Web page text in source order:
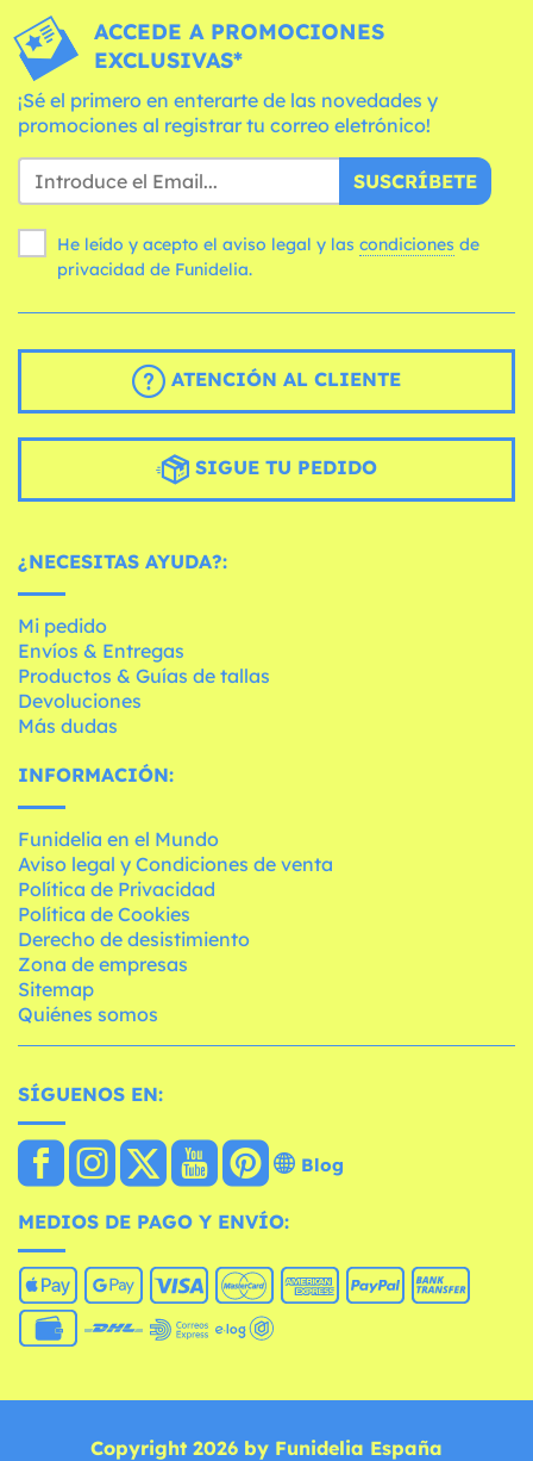
ACCEDE A PROMOCIONES
EXCLUSIVAS*
¡Sé el primero en enterarte de las novedades y
promociones al registrar tu correo eletrónico!
SUSCRÍBETE
He leído y acepto el aviso legal y las condiciones
privacidad de Funidelia.
ATENCIÓN AL CLIENTE
SIGUE TU PEDIDO
¿NECESITAS AYUDA?:
Mi pedido
Envíos & Entregas
Productos & Guías de tallas
Devoluciones
Más dudas
INFORMACIÓN:
Funidelia en el Mundo
Aviso legal y Condiciones de venta
Política de Privacidad
Política de Cookies
Derecho de desistimiento
Zona de empresas
Sitemap
Quiénes somos
SÍGUENOS EN:
Blog
MEDIOS DE PAGO Y ENVÍO:
Copyright 2026 by Funidelia España